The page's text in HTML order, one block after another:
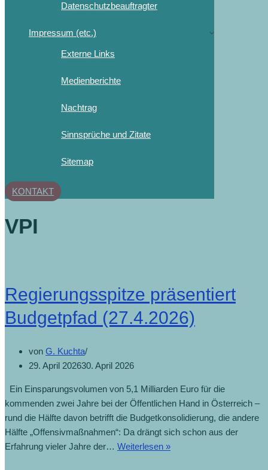
Datenschutzbeauftragter
Impressum (etc.)
Externe Links
Medienberichte
Nachtrag
Sinnsprüche und Zitate
Sitemap
KONTAKT
VPI
Regierungsspitze präsentiert
Budgetpfad (27.4.2026)
von G. Kuchta
29. April 202630. April 2026
Ein Einsparungsvolumen von 5,1 Milliarden Euro für die
kommenden zwei Jahre bei der Öffentlichen Hand in Österreich –
rund die Hälfte davon betrifft die Budgetkonsolidierung, die andere
Hälfte „Offensivmaßnahmen“: Da drängt sich schon aus der
Erfahrung vieler Jahre der… Weiterlesen »